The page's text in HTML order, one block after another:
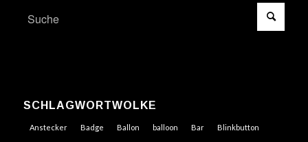
SCHLAGWORTWOLKE
Anstecker Badge Ballon balloon Bar Blinkbutton